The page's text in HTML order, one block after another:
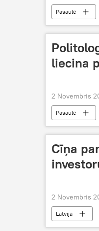
Pasaulē
liecina
2 Novembris
Pasaulē
Cīņa
2 Novembris
Latvijā